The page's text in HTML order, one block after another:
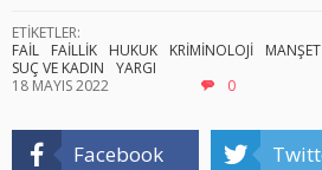
ETİKETLER:
FAİL
FAİLLİK HUKUK KRİMİNOLOJİ MANŞET
SUÇ VE KADIN
YARGI
18 MAYIS 2022
0
Facebook